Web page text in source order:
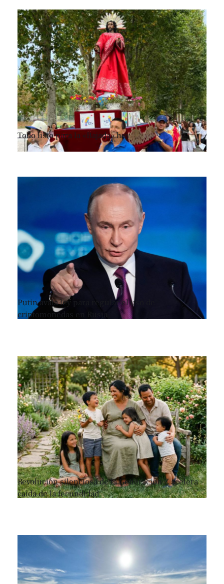
Todo listo para la «Bajada» hoy
Putin avala ley para regular el uso de
criptomonedas en Rusia
Revolución silenciosa de la Generación Z acelera
caída de la fecundidad